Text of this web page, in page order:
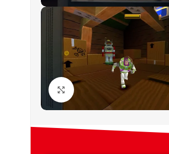
Click to enlarge